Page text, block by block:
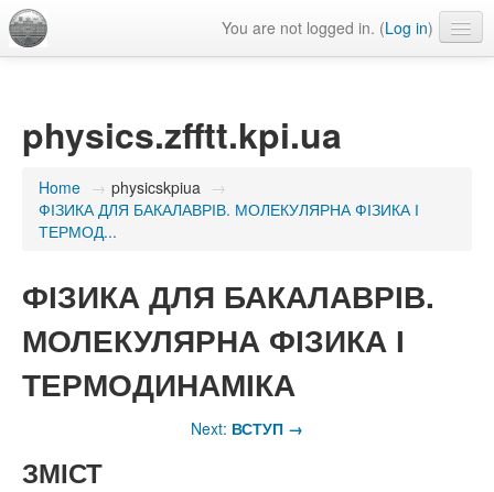
You are not logged in. (Log in)
physics.zfftt.kpi.ua
Home → physicskpiua →
ФІЗИКА ДЛЯ БАКАЛАВРІВ. МОЛЕКУЛЯРНА ФІЗИКА І
ТЕРМОД...
ФІЗИКА ДЛЯ БАКАЛАВРІВ.
МОЛЕКУЛЯРНА ФІЗИКА І
ТЕРМОДИНАМІКА
Next: ВСТУП →
ЗМІСТ